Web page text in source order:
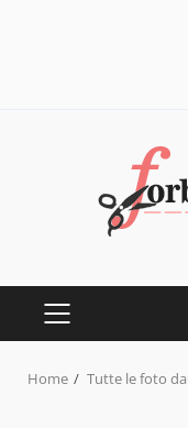
PRIMARY
Home Tutte le foto